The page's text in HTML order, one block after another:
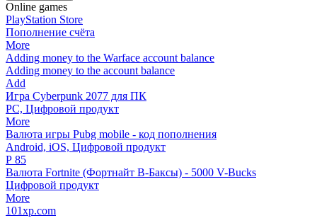
Online games
PlayStation Store
Пополнение счёта
More
Adding money to the Warface account balance
Adding money to the account balance
Add
Игра Cyberpunk 2077 для ПК
PC, Цифровой продукт
More
Валюта игры Pubg mobile - код пополнения
Android, iOS, Цифровой продукт
Р 85
Валюта Fortnite (Фортнайт В-Баксы) - 5000 V-Bucks
Цифровой продукт
More
101xp.com